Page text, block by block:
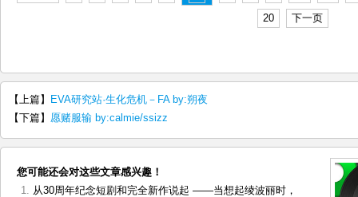
20 下一页
【上篇】
EVA研究站·生化危机－FA by:朔夜
【下篇】 愿赌服输 by:calmie/ssizz
您可能还会对这些文章感兴趣！
从30周年纪念短剧和完全新作说起 ——当想起绫波丽时，